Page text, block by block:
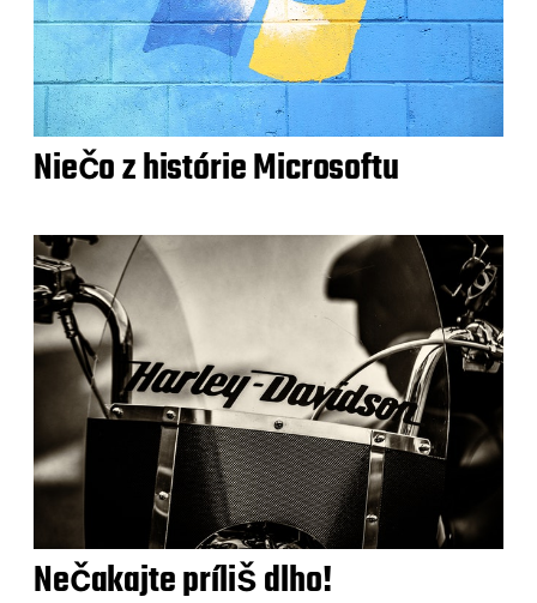
Niečo z histórie Microsoftu
Nečakajte príliš dlho!